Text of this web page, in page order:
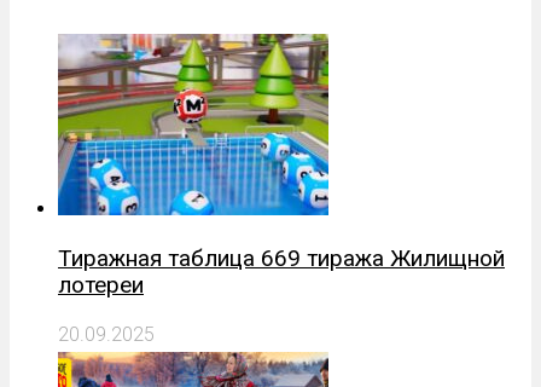
Тиражная таблица 669 тиража Жилищной
лотереи
20.09.2025